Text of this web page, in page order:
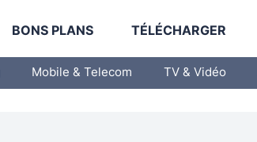
BONS PLANS TÉLÉCHARGER
Mobile & Telecom TV & Vidéo